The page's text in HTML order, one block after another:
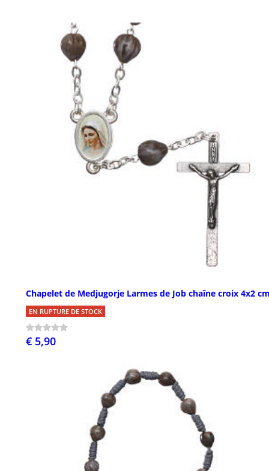
Chapelet de Medjugorje Larmes de Job chaîne croix 4x2
EN RUPTURE DE STOCK
€ 5,90